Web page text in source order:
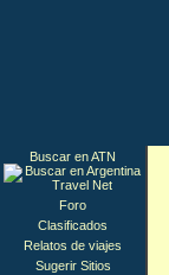
Buscar en ATN
Foro
Clasificados
Relatos de viajes
Sugerir Sitios